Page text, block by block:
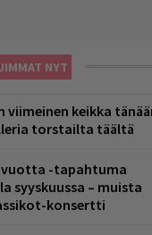
NYT
viimeinen keikka
torstailta täältä
vuotta -tapahtuma
syyskuussa – muista
konsertti